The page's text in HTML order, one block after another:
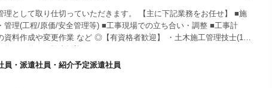
として取り仕切っていただきます。 【主に下記業務をお任せ】 ■施
管理(工程/原価/安全管理等) ■工事現場での立ち合い・調整 ■工事計
資料作成や変更作業 など ◎【有資格者歓迎】 ・土木施工管理技士(1
・派遣社員・紹介予定派遣社員